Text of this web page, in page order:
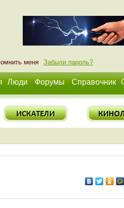
меня Забыли пароль?
Люди Форумы Справочник